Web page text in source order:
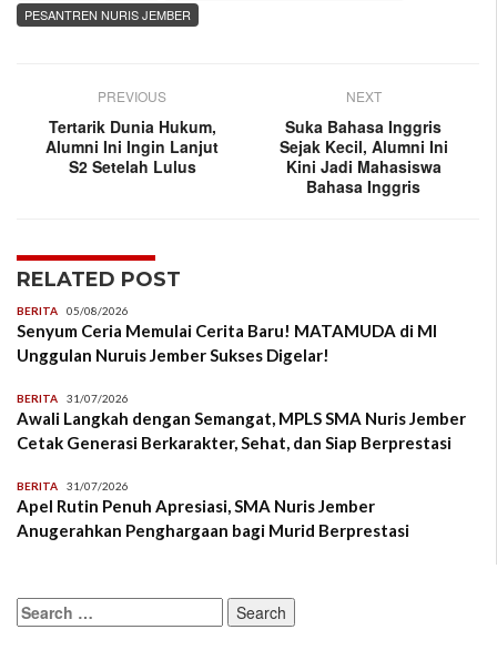
PESANTREN NURIS JEMBER
PREVIOUS
Tertarik Dunia Hukum,
Alumni Ini Ingin Lanjut
S2 Setelah Lulus
NEXT
Suka Bahasa Inggris
Sejak Kecil, Alumni Ini
Kini Jadi Mahasiswa
Bahasa Inggris
RELATED POST
BERITA 05/08/2026
Senyum Ceria Memulai Cerita Baru! MATAMUDA di MI
Unggulan Nuruis Jember Sukses Digelar!
BERITA 31/07/2026
Awali Langkah dengan Semangat, MPLS SMA Nuris Jember
Cetak Generasi Berkarakter, Sehat, dan Siap Berprestasi
BERITA 31/07/2026
Apel Rutin Penuh Apresiasi, SMA Nuris Jember
Anugerahkan Penghargaan bagi Murid Berprestasi
Search
for: